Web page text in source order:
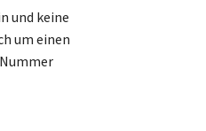
und keine
um einen